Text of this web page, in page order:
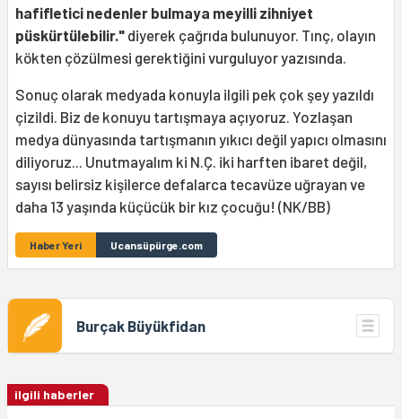
hafifletici nedenler bulmaya meyilli zihniyet
püskürtülebilir." diyerek çağrıda bulunuyor. Tınç, olayın
kökten çözülmesi gerektiğini vurguluyor yazısında.
Sonuç olarak medyada konuyla ilgili pek çok şey yazıldı
çizildi. Biz de konuyu tartışmaya açıyoruz. Yozlaşan
medya dünyasında tartışmanın yıkıcı değil yapıcı olmasını
diliyoruz... Unutmayalım ki N.Ç. iki harften ibaret değil,
sayısı belirsiz kişilerce defalarca tecavüze uğrayan ve
daha 13 yaşında küçücük bir kız çocuğu! (NK/BB)
Haber Yeri Ucansüpürge.com
Burçak Büyükfidan
ilgili haberler